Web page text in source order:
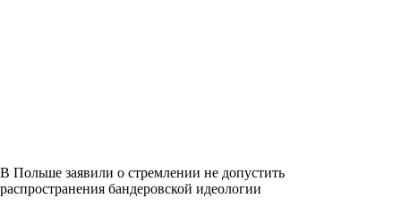
В Польше заявили о стремлении не допустить
распространения бандеровской идеологии